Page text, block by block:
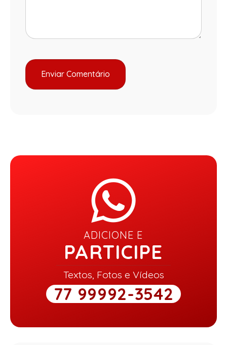
ADICIONE E
PARTICIPE
Textos, Fotos e Vídeos
77 99992-3542